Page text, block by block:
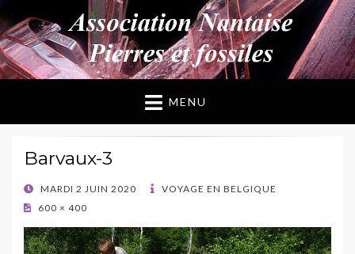
ANPF
Association Nantaise Pierres et Fossiles
MENU
Barvaux-3
POSTED
ON
MARDI 2 JUIN 2020
VOYAGE EN BELGIQUE
600 × 400